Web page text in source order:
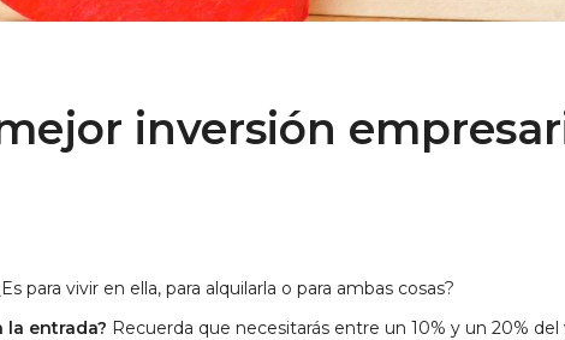
inversión
para vivir en ella, para alquilarla o para ambas cosas?
la entrada? Recuerda que necesitarás entre un 10% y un 20% del